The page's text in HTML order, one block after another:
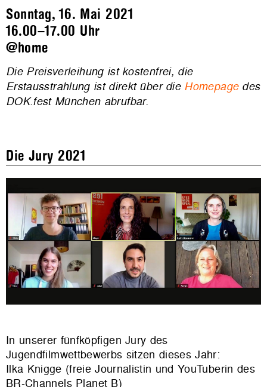
Sonntag, 16. Mai 2021
16.00–17.00 Uhr
@home
Die Preisverleihung ist kostenfrei, die
Erstausstrahlung ist direkt über die Homepagedes
DOK.fest München abrufbar.
Die Jury 2021
In unserer fünfköpfigen Jury des
Jugendfilmwettbewerbs sitzen dieses Jahr:
Ilka Knigge (freie Journalistin und YouTuberin des
BR-Channels Planet B)